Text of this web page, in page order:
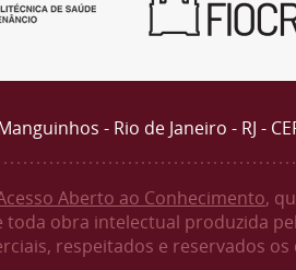
- Rio de Janeiro - RJ -
Aberto ao Conhecimento,
obra intelectual produzida
respeitados e reservados